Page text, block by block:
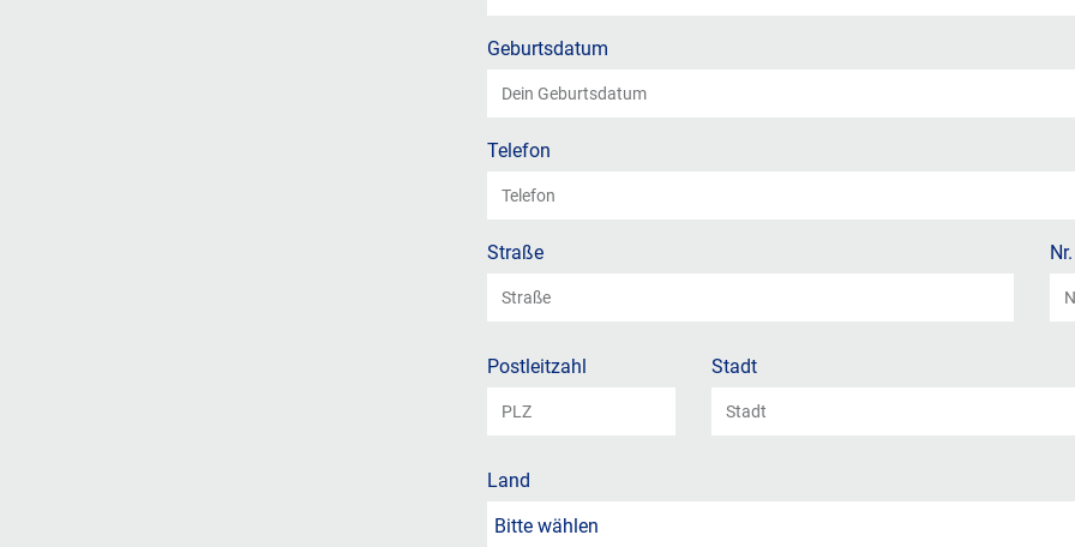
Geburtsdatum
Telefon
Straße Nr.
Postleitzahl Stadt
Land
Bitte wählen